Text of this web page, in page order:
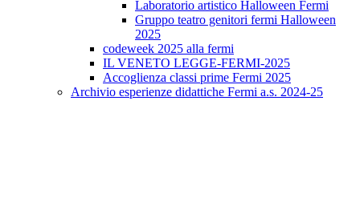
Laboratorio artistico Halloween Fermi
Gruppo teatro genitori fermi Halloween
2025
codeweek 2025 alla fermi
IL VENETO LEGGE-FERMI-2025
Accoglienza classi prime Fermi 2025
Archivio esperienze didattiche Fermi a.s. 2024-25